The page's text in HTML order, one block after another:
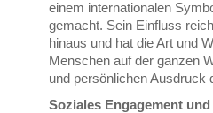
einem internationalen
gemacht. Sein Einfluss
hinaus und hat die Art und
Menschen auf der ganzen
und persönlichen Ausdruck
Soziales Engagement und